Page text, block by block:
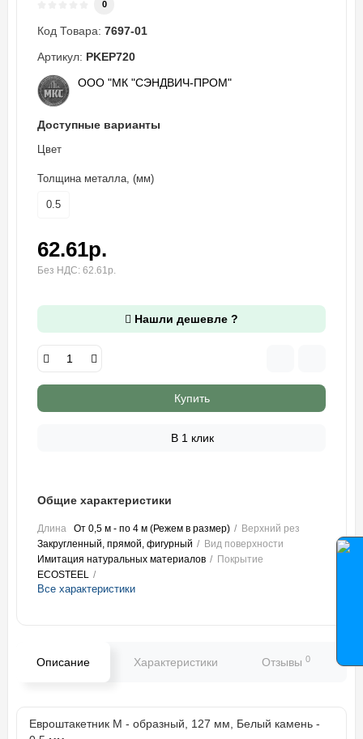
0
Код Товара: 7697-01
Артикул: PKEP720
ООО "МК "СЭНДВИЧ-ПРОМ"
Доступные варианты
Цвет
Толщина металла, (мм)
0.5
62.61р.
Без НДС: 62.61р.
Нашли дешевле ?
Купить
В 1 клик
Общие характеристики
Длина От 0,5 м - по 4 м (Режем в размер)
Верхний рез
Закругленный, прямой, фигурный
Вид поверхности
Имитация натуральных материалов
Покрытие
ECOSTEEL
Все характеристики
Описание Характеристики Отзывы 0
Евроштакетник М - образный, 127 мм, Белый камень -